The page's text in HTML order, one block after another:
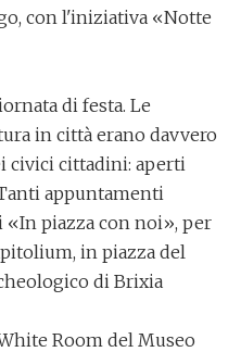
, con l'iniziativa «Notte
di festa. Le
in città erano davvero
civici cittadini: aperti
appuntamenti
«In piazza con noi», per
, in piazza del
di Brixia
Room del Museo